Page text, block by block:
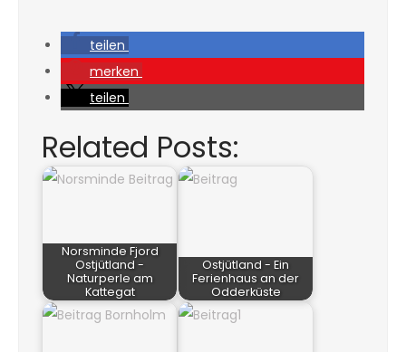
teilen
merken
teilen
Related Posts:
Norsminde Fjord
Ostjütland -
Naturperle am
Kattegat
Ostjütland - Ein
Ferienhaus an der
Odderküste